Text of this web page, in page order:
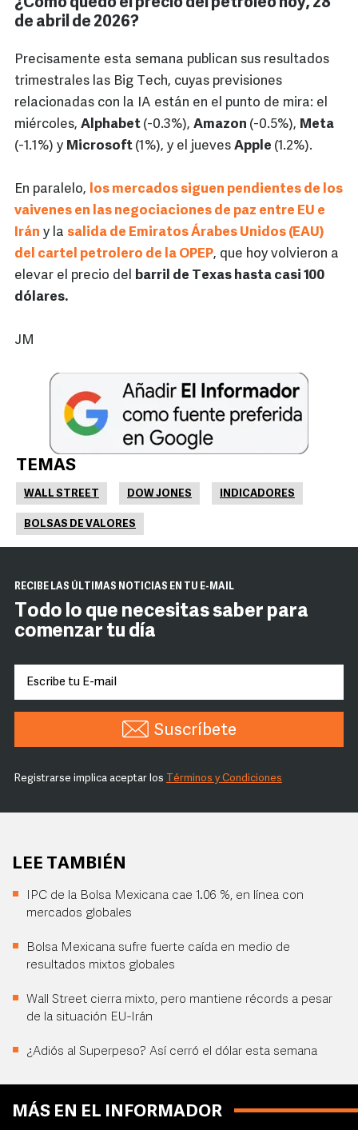
¿Cómo quedó el precio del petróleo hoy, 28
de abril de 2026?
Precisamente esta semana publican sus resultados
trimestrales las Big Tech, cuyas previsiones
relacionadas con la IA están en el punto de mira: el
miércoles, Alphabet (-0.3%), Amazon (-0.5%), Meta
(-1.1%) y Microsoft (1%), y el jueves Apple (1.2%).
En paralelo, los mercados siguen pendientes de los
vaivenes en las negociaciones de paz entre EU e
Irán y la salida de Emiratos Árabes Unidos (EAU)
del cartel petrolero de la OPEP, que hoy volvieron a
elevar el precio del barril de Texas hasta casi 100
dólares.
JM
TEMAS
WALL STREET DOW JONES INDICADORES
BOLSAS DE VALORES
RECIBE LAS ÚLTIMAS NOTICIAS EN TU E-MAIL
Todo lo que necesitas saber para
comenzar tu día
Suscríbete
Registrarse implica aceptar los Términos y Condiciones
LEE TAMBIÉN
IPC de la Bolsa Mexicana cae 1.06 %, en línea con
mercados globales
Bolsa Mexicana sufre fuerte caída en medio de
resultados mixtos globales
Wall Street cierra mixto, pero mantiene récords a pesar
de la situación EU-Irán
¿Adiós al Superpeso? Así cerró el dólar esta semana
MÁS EN EL INFORMADOR